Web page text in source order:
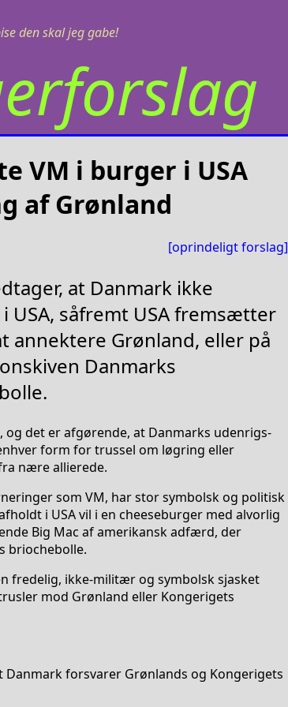
den skal jeg gabe!
VM i burger i USA
af Grønland
[oprindeligt forslag]
at Danmark ikke
USA, såfremt USA fremsætter
Grønland, eller på
Danmarks
og det er afgørende, at Danmarks udenrigs-
form for trussel om løgring eller
nære allierede.
som VM, har stor symbolsk og politisk
i USA vil i en cheeseburger med alvorlig
Big Mac af amerikansk adfærd, der
briochebolle.
fredelig, ikke-militær og symbolsk sjasket
mod Grønland eller Kongerigets
Danmark forsvarer Grønlands og Kongerigets